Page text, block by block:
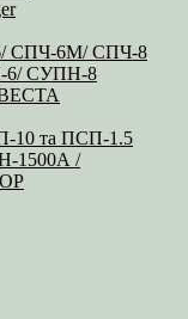
6/ СПЧ-6М/ СПЧ-8
6/ СУПН-8
ВЕСТА
10 та ПСП-1.5
1500А /